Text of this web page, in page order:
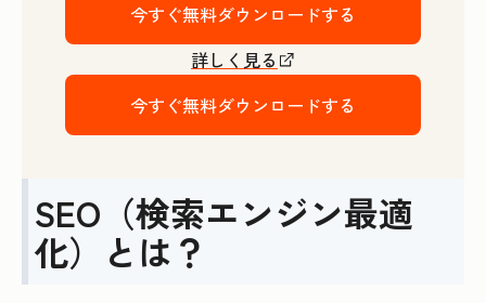
今すぐ無料ダウンロードする
詳しく見る
今すぐ無料ダウンロードする
SEO（検索エンジン最適
化）とは？